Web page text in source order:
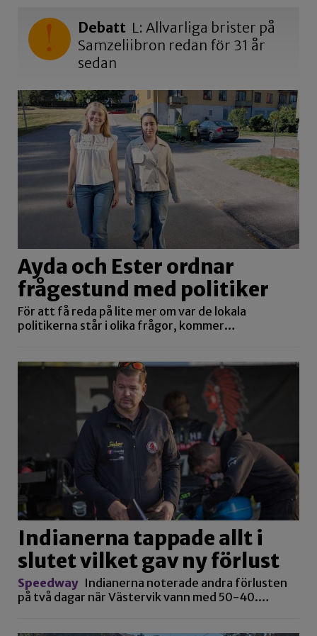
Debatt L: Allvarliga brister på
Samzeliibron redan för 31 år
sedan
Ayda och Ester ordnar
frågestund med politiker
För att få reda på lite mer om var de lokala
politikerna står i olika frågor, kommer…
Indianerna tappade allt i
slutet vilket gav ny förlust
Speedway Indianerna noterade andra förlusten
på två dagar när Västervik vann med 50-40.…